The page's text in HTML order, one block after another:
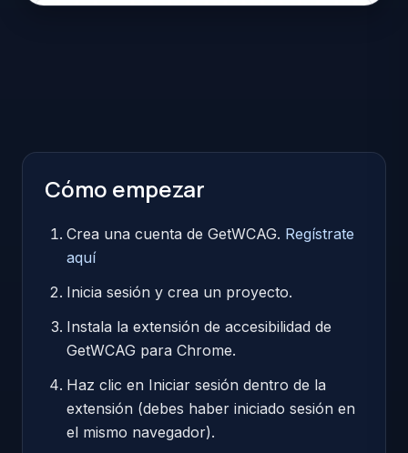
Cómo empezar
Crea una cuenta de GetWCAG. Regístrate
aquí
Inicia sesión y crea un proyecto.
Instala la extensión de accesibilidad de
GetWCAG para Chrome.
Haz clic en Iniciar sesión dentro de la
extensión (debes haber iniciado sesión en
el mismo navegador).